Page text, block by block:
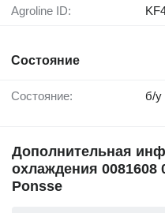
Agroline ID:
Состояние
Состояние: б/у
Дополнительная
охлаждения 0081608
Ponsse